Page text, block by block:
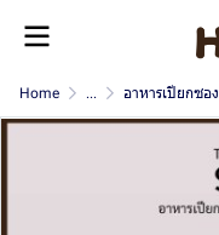
Home ... อาหารเปียกซอง